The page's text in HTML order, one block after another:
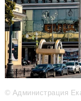
ТОП-100
Телефон редакции:
Электронные почты
Информационный
info@business-
Отдел рекламы
© Администрация